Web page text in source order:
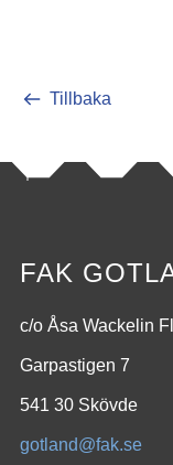
Tillbaka
FAK
c/o Åsa Wackelin
Garpastigen 7
541 30 Skövde
gotland@fak.se